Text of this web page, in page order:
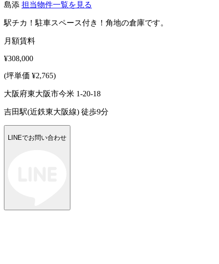
島添 担当物件一覧を見る
駅チカ！駐車スペース付き！角地の倉庫です。
月額賃料
¥308,000
(坪単価 ¥2,765)
大阪府東大阪市今米 1-20-18
吉田駅(近鉄東大阪線) 徒歩9分
LINEでお問い合わせ